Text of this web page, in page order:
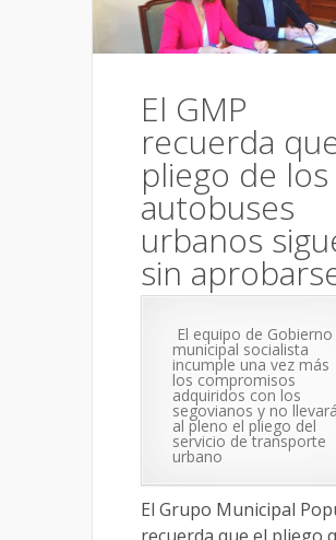
El GMP
recuerda
pliego de los
autobuses
urbanos
sin
El equipo de Gobierno
municipal socialista
incumple una vez más
los compromisos
adquiridos con los
segovianos y no llevará
al pleno el pliego del
servicio de transporte
urbano
El Grupo Municipal